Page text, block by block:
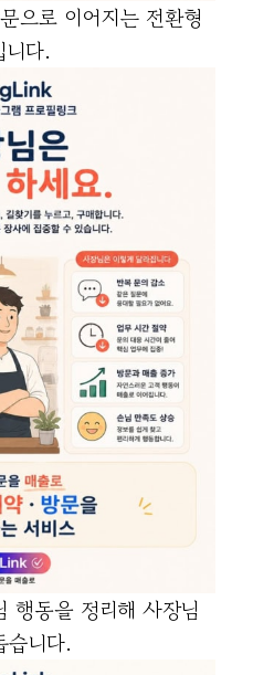
으로 이어지는 전환형
니다.
행동을 정리해 사장님
습니다.